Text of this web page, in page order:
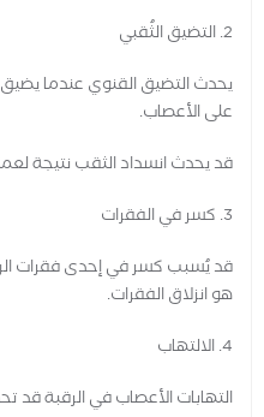
2. التضيق الثُقبي
يحدث التضيق القنوي عندما
على الأعصاب.
قد يحدث انسداد الثقب نتيجة
3. كسر في الفقرات
قد يُسبب كسر في إحدى فقرات
هو انزلاق الفقرات.
4. الالتهاب
التهابات الأعصاب في الرقبة قد